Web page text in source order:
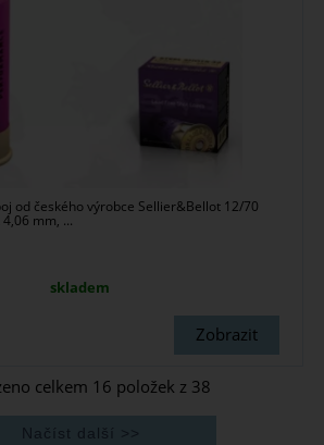
od českého výrobce Sellier&Bellot 12/70
mm, ...
skladem
Zobrazit
celkem 16 položek z 38